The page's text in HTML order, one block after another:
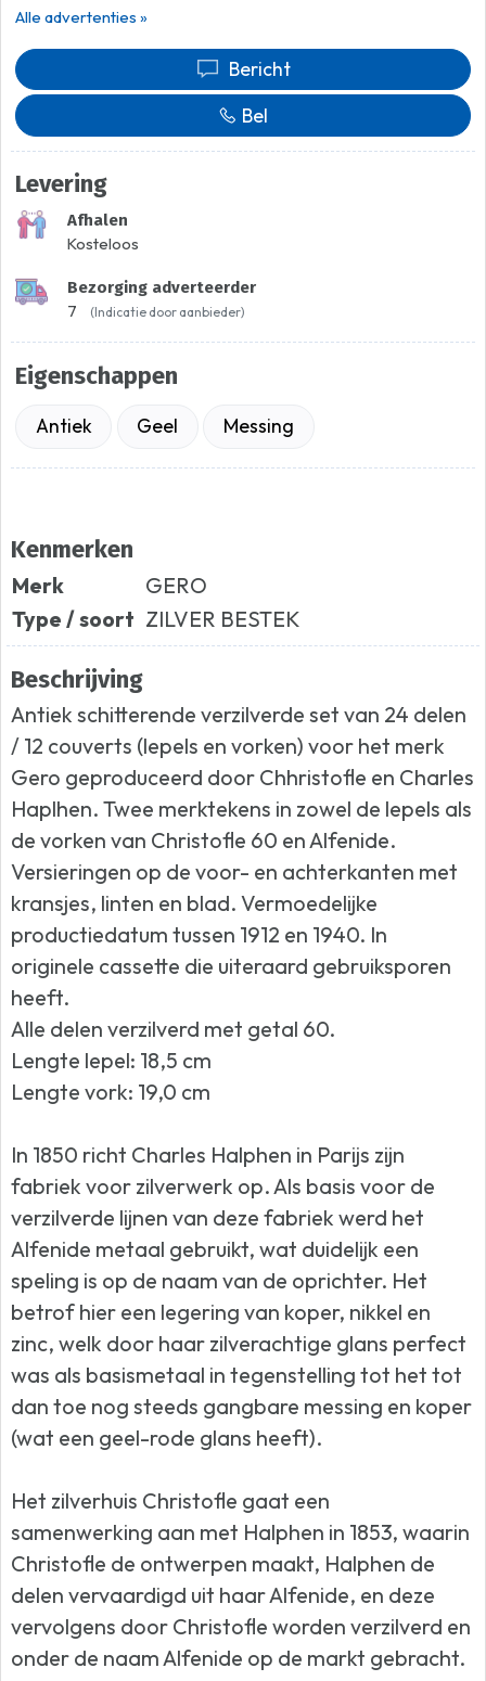
Alle advertenties »
Bericht
Bel
Levering
Afhalen
Kosteloos
Bezorging adverteerder
7 (Indicatie door aanbieder)
Eigenschappen
Antiek Geel Messing
Kenmerken
Merk
GERO
Type / soort ZILVER BESTEK
Beschrijving
Antiek schitterende verzilverde set van 24 delen
/ 12 couverts (lepels en vorken) voor het merk
Gero geproduceerd door Chhristofle en Charles
Haplhen. Twee merktekens in zowel de lepels als
de vorken van Christofle 60 en Alfenide.
Versieringen op de voor- en achterkanten met
kransjes, linten en blad. Vermoedelijke
productiedatum tussen 1912 en 1940. In
originele cassette die uiteraard gebruiksporen
heeft.
Alle delen verzilverd met getal 60.
Lengte lepel: 18,5 cm
Lengte vork: 19,0 cm
In 1850 richt Charles Halphen in Parijs zijn
fabriek voor zilverwerk op. Als basis voor de
verzilverde lijnen van deze fabriek werd het
Alfenide metaal gebruikt, wat duidelijk een
speling is op de naam van de oprichter. Het
betrof hier een legering van koper, nikkel en
zinc, welk door haar zilverachtige glans perfect
was als basismetaal in tegenstelling tot het tot
dan toe nog steeds gangbare messing en koper
(wat een geel-rode glans heeft).
Het zilverhuis Christofle gaat een
samenwerking aan met Halphen in 1853, waarin
Christofle de ontwerpen maakt, Halphen de
delen vervaardigd uit haar Alfenide, en deze
vervolgens door Christofle worden verzilverd en
onder de naam Alfenide op de markt gebracht.